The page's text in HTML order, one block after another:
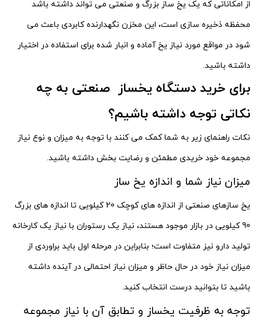
از امکاناتی که یک یخ ساز بزرگ و صنعتی می تواند داشته باشد
محفظه ذخیره سازی است، این مخزن نگهدارنده کابردی باعث می
شود در مواقع مورد نیاز یخ آماده و انبار شده برای استفاده در اختیار
داشته باشید.
برای خرید دستگاه یخساز صنعتی به چه
نکاتی توجه داشته باشیم؟
نکات راهنمای زیر به شما کمک می کنند با توجه به میزان و نوع نیاز
مجموعه خود خریدی مطمئن و رضایت بخش داشته باشید.
میزان نیاز شما و اندازه یخ ساز
یخ سازهای صنعتی از اندازه های کوچک 20 کیلویی تا اندازه های بزرگ
90 کیلویی در بازار موجود هستند، نیاز یک رستوران با نیاز یک کارخانه
تولید دارو نیز متفاوت است؛ بنابراین در مرحله اول باید براوردی از
میزان نیاز خود در حال حاظر و میزان نیاز احتمالی در آینده داشته
باشید تا بتوانید درست انتخاب کنید.
توجه به ظرفیت یخساز و تطابق آن با نیاز مجموعه